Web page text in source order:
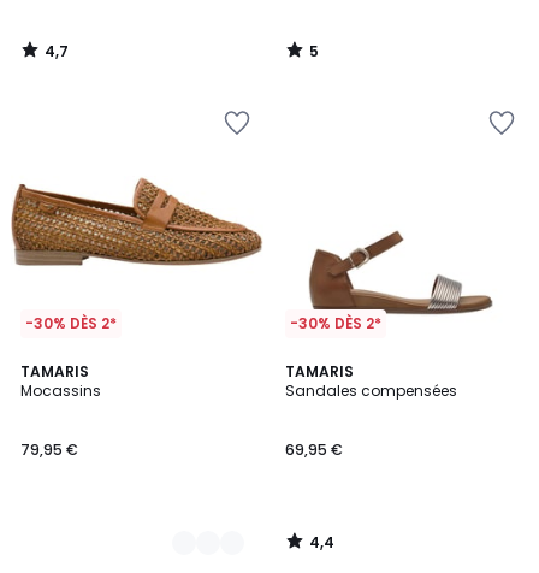
4,7
/
5
/
-30% DÈS 2*
TAMARIS
Mocassins
79,95 €
2
Couleurs
-30% DÈS 2*
TAMARIS
Sandales compensées
69,95 €
4,4
/ 5
4,4
/